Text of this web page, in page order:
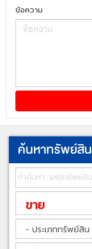
ข้อความ
ค้นหาทรัพย์สิน